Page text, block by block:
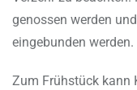
genossen werden
eingebunden werden.
Zum Frühstück kann